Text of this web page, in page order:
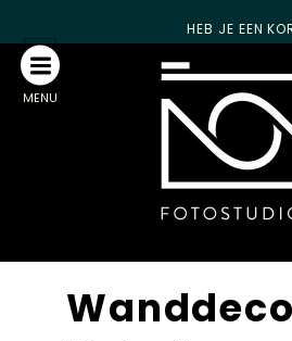
MENU
HEB JE EEN